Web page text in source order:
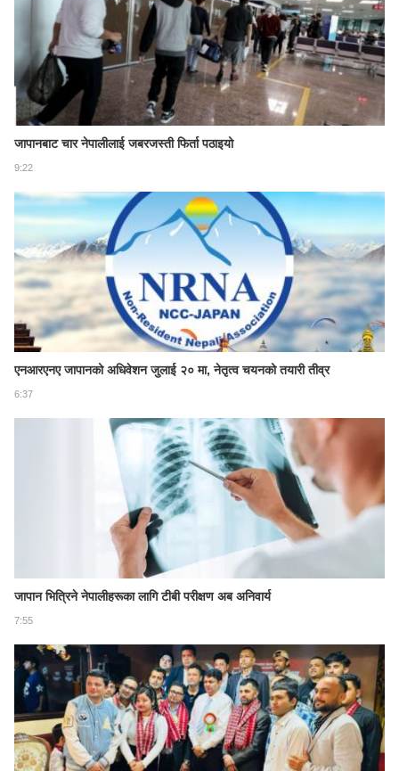
जापानबाट चार नेपालीलाई जबरजस्ती फिर्ता पठाइयो
9:22
एनआरएनए जापानको अधिवेशन जुलाई २० मा, नेतृत्व चयनको तयारी तीव्र
6:37
जापान भित्रिने नेपालीहरूका लागि टीबी परीक्षण अब अनिवार्य
7:55